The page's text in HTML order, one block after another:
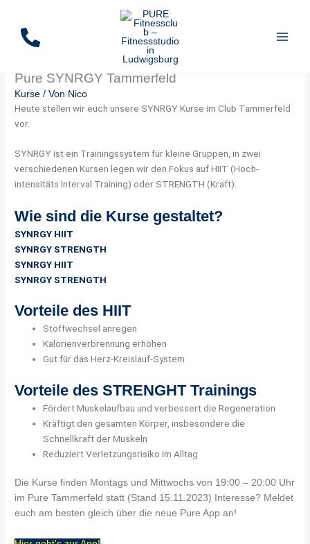
springen
Pure SYNRGY Tammerfeld
Kurse / Von Nico
Heute stellen wir euch unsere SYNRGY Kurse im Club Tammerfeld
vor.
SYNRGY ist ein Trainingssystem für kleine Gruppen, in zwei
verschiedenen Kursen legen wir den Fokus auf HIIT (Hoch-
intensitäts Interval Training) oder STRENGTH (Kraft).
Wie sind die Kurse gestaltet?
SYNRGY HIIT
SYNRGY STRENGTH
SYNRGY HIIT
SYNRGY STRENGTH
Vorteile des HIIT
Stoffwechsel anregen
Kalorienverbrennung erhöhen
Gut für das Herz-Kreislauf-System
Vorteile des STRENGHT Trainings
Fördert Muskelaufbau und verbessert die Regeneration
Kräftigt den gesamten Körper, insbesondere die
Schnellkraft der Muskeln
Reduziert Verletzungsrisiko im Alltag
Die Kurse finden Montags und Mittwochs von 19:00 – 20:00 Uhr
im Pure Tammerfeld statt (Stand 15.11.2023) Interesse? Meldet
euch am besten gleich über die neue Pure App an!